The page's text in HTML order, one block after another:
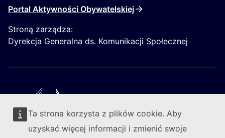
Ta strona korzysta z plików cookie. Aby
uzyskać więcej informacji i zmienić swoje
Portal Aktywności Obywatelskiej
Stroną zarządza:
Dyrekcja Generalna ds. Komunikacji Społecznej
Obserwuj Komisję Europejską